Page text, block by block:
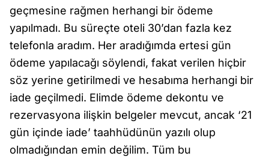
geçmesine rağmen herhangi bir ödeme
yapılmadı. Bu süreçte oteli 30’dan fazla kez
telefonla aradım. Her aradığımda ertesi gün
ödeme yapılacağı söylendi, fakat verilen hiçbir
söz yerine getirilmedi ve hesabıma herhangi bir
iade geçilmedi. Elimde ödeme dekontu ve
rezervasyona ilişkin belgeler mevcut, ancak ‘21
gün içinde iade’ taahhüdünün yazılı olup
olmadığından emin değilim. Tüm bu